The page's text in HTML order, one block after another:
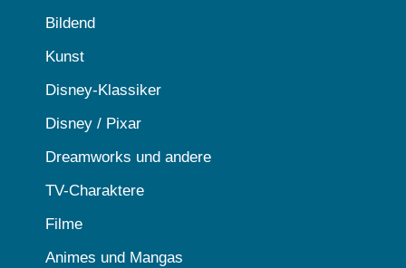
Bildend
Kunst
Disney-Klassiker
Disney / Pixar
Dreamworks und andere
TV-Charaktere
Filme
Animes und Mangas